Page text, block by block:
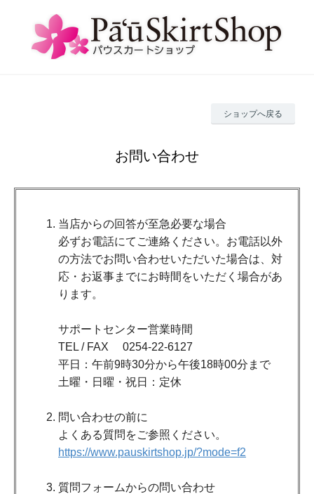
ショップへ戻る
お問い合わせ
当店からの回答が至急必要な場合
必ずお電話にてご連絡ください。お電話以外
の方法でお問い合わせいただいた場合は、対
応・お返事までにお時間をいただく場合があ
ります。
サポートセンター営業時間
TEL / FAX 0254-22-6127
平日：午前9時30分から午後18時00分まで
土曜・日曜・祝日：定休
問い合わせの前に
よくある質問をご参照ください。
https://www.pauskirtshop.jp/?mode=f2
質問フォームからの問い合わせ